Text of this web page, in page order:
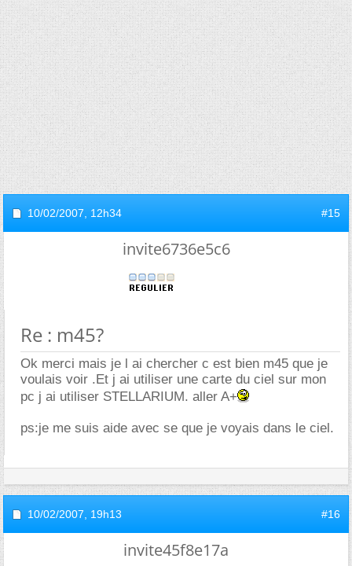
10/02/2007, 12h34 #15
invite6736e5c6
Re : m45?
Ok merci mais je l ai chercher c est bien m45 que je
voulais voir .Et j ai utiliser une carte du ciel sur mon
pc j ai utiliser STELLARIUM. aller A+
ps:je me suis aide avec se que je voyais dans le ciel.
10/02/2007, 19h13 #16
invite45f8e17a